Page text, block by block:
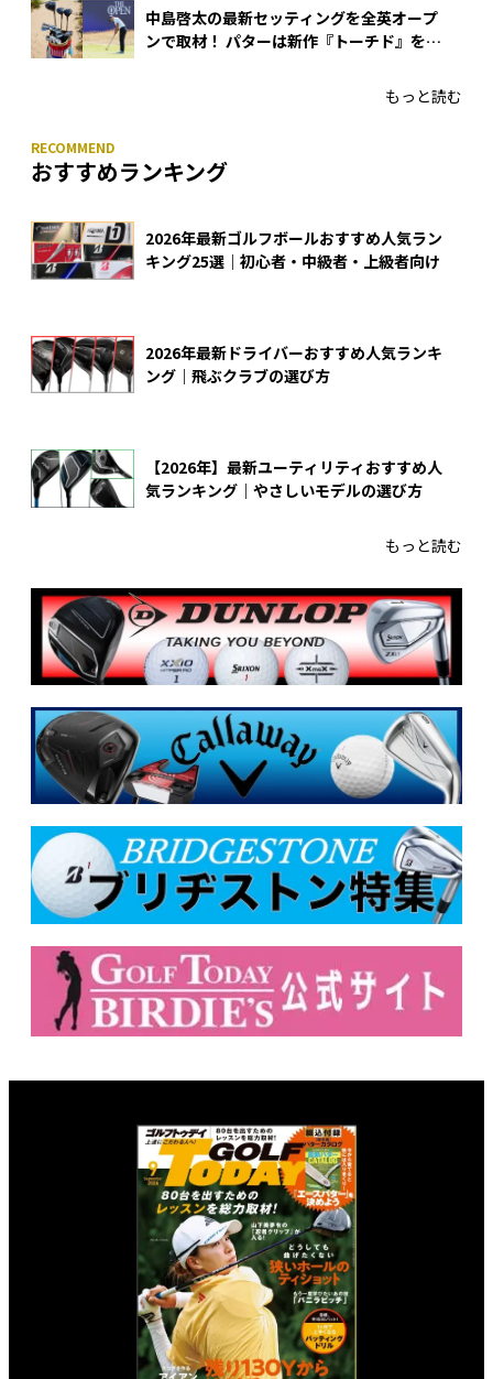
中島啓太の最新セッティングを全英オープ
ンで取材！ パターは新作『トーチド』を投
もっと読む
おすすめランキング
2026年最新ゴルフボールおすすめ人気ラン
キング25選｜初心者・中級者・上級者向け
2026年最新ドライバーおすすめ人気ランキ
ング｜飛ぶクラブの選び方
【2026年】最新ユーティリティおすすめ人
気ランキング｜やさしいモデルの選び方
もっと読む